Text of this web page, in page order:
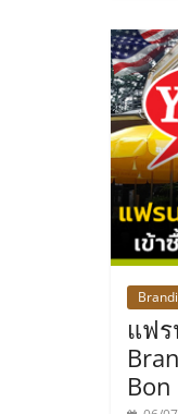
ไ
ที่
ป
แฟ
รน
ไ
ร
แฟร